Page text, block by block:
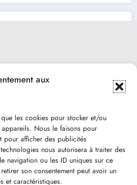
aux
les cookies pour stocker et/ou
Nous le faisons pour
pour afficher des publicités
nous autorisera à traiter des
navigation ou les ID uniques sur ce
son consentement peut avoir un
et caractéristiques.